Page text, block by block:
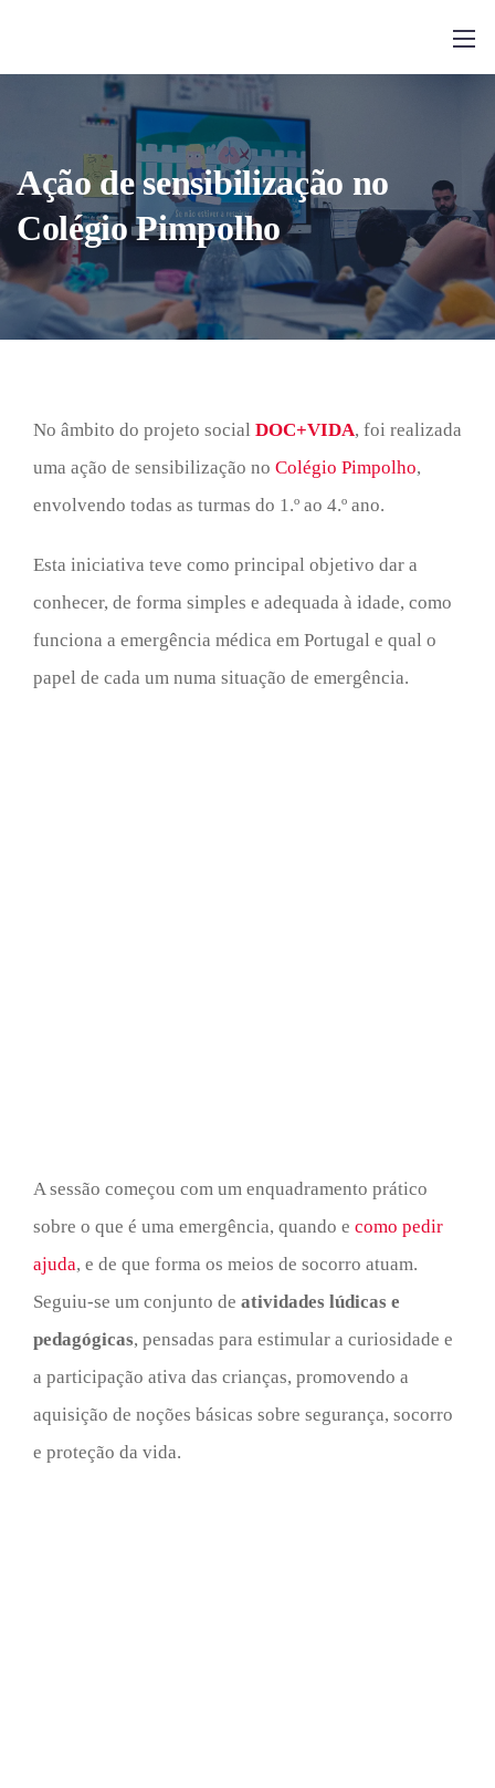
Ação de sensibilização no
Colégio Pimpolho
No âmbito do projeto social DOC+VIDA, foi realizada
uma ação de sensibilização no Colégio Pimpolho,
envolvendo todas as turmas do 1.º ao 4.º ano.
Esta iniciativa teve como principal objetivo dar a
conhecer, de forma simples e adequada à idade, como
funciona a emergência médica em Portugal e qual o
papel de cada um numa situação de emergência.
A sessão começou com um enquadramento prático
sobre o que é uma emergência, quando e como pedir
ajuda, e de que forma os meios de socorro atuam.
Seguiu-se um conjunto de atividades lúdicas e
pedagógicas, pensadas para estimular a curiosidade e
a participação ativa das crianças, promovendo a
aquisição de noções básicas sobre segurança, socorro
e proteção da vida.